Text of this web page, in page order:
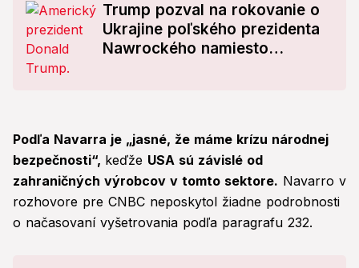
Trump pozval na rokovanie o
Ukrajine poľského prezidenta
Nawrockého namiesto
Podľa Navarra je „jasné, že máme krízu národnej
bezpečnosti“, keďže USA sú závislé od
zahraničných výrobcov v tomto sektore. Navarro v
rozhovore pre CNBC neposkytol žiadne podrobnosti
o načasovaní vyšetrovania podľa paragrafu 232.